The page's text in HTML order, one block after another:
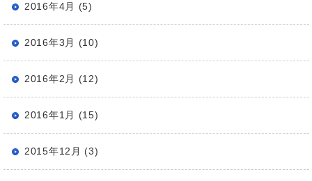
2016年4月 (5)
2016年3月 (10)
2016年2月 (12)
2016年1月 (15)
2015年12月 (3)